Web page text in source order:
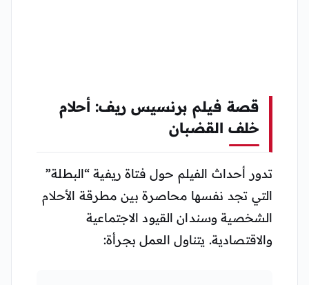
قصة فيلم برنسيس ريف: أحلام
خلف القضبان
تدور أحداث الفيلم حول فتاة ريفية “البطلة”
التي تجد نفسها محاصرة بين مطرقة الأحلام
الشخصية وسندان القيود الاجتماعية
والاقتصادية. يتناول العمل بجرأة: